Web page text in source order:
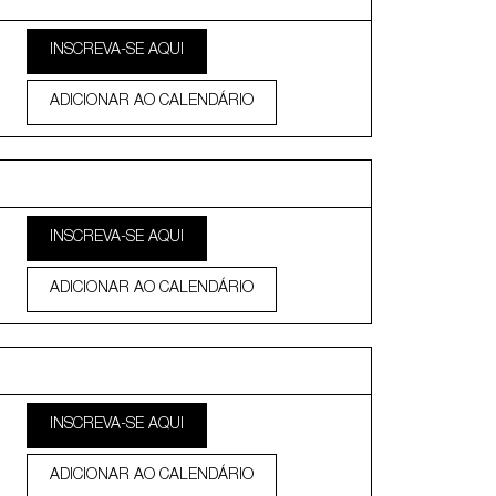
INSCREVA-SE AQUI
ADICIONAR AO CALENDÁRIO
INSCREVA-SE AQUI
ADICIONAR AO CALENDÁRIO
INSCREVA-SE AQUI
ADICIONAR AO CALENDÁRIO